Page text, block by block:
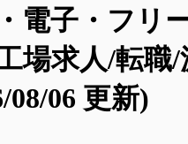
電子・フリ
場求人/転職/
08/06 更新)